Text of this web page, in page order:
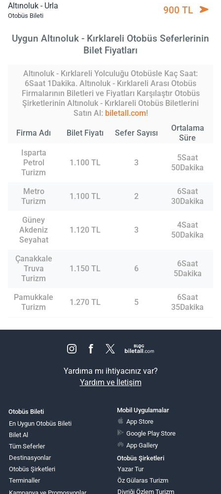
Altınoluk - Urla
Otobüs Bileti 900 TL
Uygun Altınoluk - Kırklareli Otobüs Seferlerinin
Bilet Fiyatları
Altınoluk - Kırklareli Yolculuğu Otobüsle Kaç Saat:
6Saat 1Dakika. Altınoluk - Kırklareli Arası Otobüs
Firmalarının Biletleri ve Fiyatları Karşılaştır Otobüs
Şirketlerinin Altınoluk - Kırklareli Otobüs Biletlerini
Satın Al: biletall.com!
Firma Adı Bilet Fiyatı Sefer Sayısı
Ortalama
Süre
Isparta
Petrol
Turizm
1.100 TL 3
5Saat
50Dakika
Metro
Turizm
1.100 TL 2
6Saat
30Dakika
Güney
Akdeniz
Seyahat
1.120 TL 3
4Saat
50Dakika
Çanakkale
Truva
Turizm
1.150 TL 6
6Saat
5Dakika
Pamukkale
Turizm
1.270 TL 5
6Saat
35Dakika
Yardıma mı ihtiyacınız var?
Yardım ve İletişim
Otobüs Bileti
En Uygun Otobüs Bileti
Bilet Al
Tüm Seferler
Destinasyonlar
Otobüs Şirketleri
Terminaller
Mobil Uygulamalar
App Store
Google Play Store
App Gallery
Otobüs Şirketleri
Yazar Tur
Öz Gülaras Turizm
Divriği Özlem Turizm